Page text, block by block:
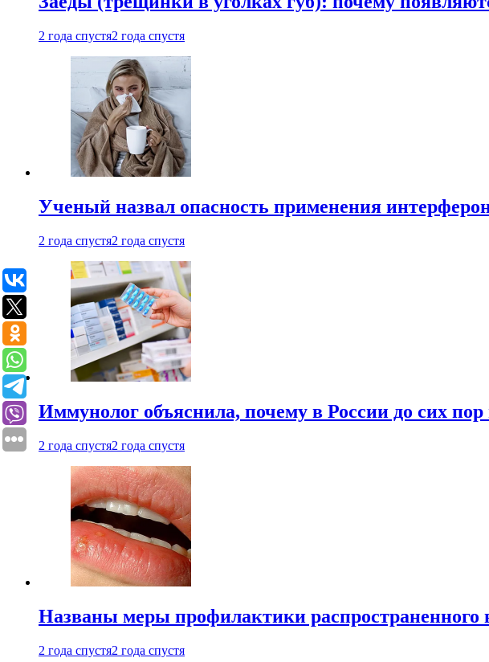
2 года спустя2 года спустя
Ученый назвал опасность применения
2 года спустя2 года спустя
Иммунолог объяснила, почему в России до сих
2 года спустя2 года спустя
Названы меры профилактики распространенного
2 года спустя2 года спустя